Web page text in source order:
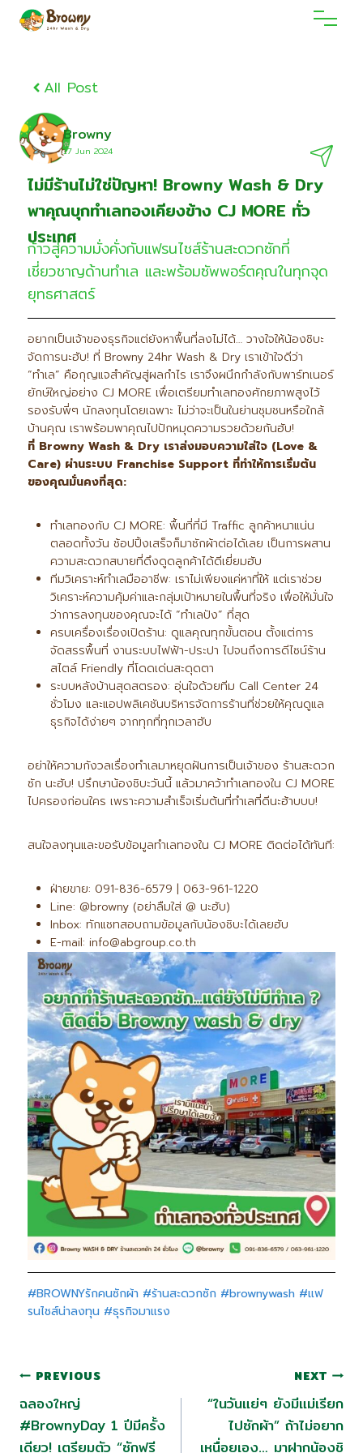
All Post
Browny
17 Jun 2O24
ไม่มีร้านไม่ใช่ปัญหา! Browny Wash & Dry
พาคุณบุกทำเลทองเคียงข้าง CJ MORE ทั่ว
ประเทศ
ก้าวสู่ความมั่งคั่งกับแฟรนไชส์ร้านสะดวกซักที่
เชี่ยวชาญด้านทำเล และพร้อมซัพพอร์ตคุณในทุกจุด
ยุทธศาสตร์
อยากเป็นเจ้าของธุรกิจแต่ยังหาพื้นที่ลงไม่ได้… วางใจให้น้องชิบะ
จัดการนะฮับ! ที่ Browny 24hr Wash & Dry เราเข้าใจดีว่า
“ทำเล” คือกุญแจสำคัญสู่ผลกำไร เราจึงผนึกกำลังกับพาร์ทเนอร์
ยักษ์ใหญ่อย่าง CJ MORE เพื่อเตรียมทำเลทองศักยภาพสูงไว้
รองรับพี่ๆ นักลงทุนโดยเฉพาะ ไม่ว่าจะเป็นในย่านชุมชนหรือใกล้
บ้านคุณ เราพร้อมพาคุณไปปักหมุดความรวยด้วยกันฮับ!
ที่ Browny Wash & Dry เราส่งมอบความใส่ใจ (Love &
Care) ผ่านระบบ Franchise Support ที่ทำให้การเริ่มต้น
ของคุณมั่นคงที่สุด:
ทำเลทองกับ CJ MORE: พื้นที่ที่มี Traffic ลูกค้าหนาแน่น
ตลอดทั้งวัน ช้อปปิ้งเสร็จก็มาซักผ้าต่อได้เลย เป็นการผสาน
ความสะดวกสบายที่ดึงดูดลูกค้าได้ดีเยี่ยมฮับ
ทีมวิเคราะห์ทำเลมืออาชีพ: เราไม่เพียงแค่หาที่ให้ แต่เราช่วย
วิเคราะห์ความคุ้มค่าและกลุ่มเป้าหมายในพื้นที่จริง เพื่อให้มั่นใจ
ว่าการลงทุนของคุณจะได้ “ทำเลปัง” ที่สุด
ครบเครื่องเรื่องเปิดร้าน: ดูแลคุณทุกขั้นตอน ตั้งแต่การ
จัดสรรพื้นที่ งานระบบไฟฟ้า-ประปา ไปจนถึงการดีไซน์ร้าน
สไตล์ Friendly ที่โดดเด่นสะดุดตา
ระบบหลังบ้านสุดสตรอง: อุ่นใจด้วยทีม Call Center 24
ชั่วโมง และแอปพลิเคชันบริหารจัดการร้านที่ช่วยให้คุณดูแล
ธุรกิจได้ง่ายๆ จากทุกที่ทุกเวลาฮับ
อย่าให้ความกังวลเรื่องทำเลมาหยุดฝันการเป็นเจ้าของ ร้านสะดวก
ซัก นะฮับ! ปรึกษาน้องชิบะวันนี้ แล้วมาคว้าทำเลทองใน CJ MORE
ไปครองก่อนใคร เพราะความสำเร็จเริ่มต้นที่ทำเลที่ดีนะฮ้าบบบ!
สนใจลงทุนและขอรับข้อมูลทำเลทองใน CJ MORE ติดต่อได้ทันที:
ฝ่ายขาย: 091-836-6579 | 063-961-1220
Line: @browny (อย่าลืมใส่ @ นะฮับ)
Inbox: ทักแชทสอบถามข้อมูลกับน้องชิบะได้เลยฮับ
E-mail: info@abgroup.co.th
#BROWNYรักคนซักผ้า #ร้านสะดวกซัก #brownywash #แฟ
รนไชส์น่าลงทุน #ธุรกิจมาแรง
PREVIOUS
ฉลองใหญ่
#BrownyDay 1 ปีมีครั้ง
เดียว! เตรียมตัว “ซักฟรี
NEXT
“ในวันแย่ๆ ยังมีแม่เรียก
ไปซักผ้า” ถ้าไม่อยาก
เหนื่อยเอง… มาฝากน้องชิ